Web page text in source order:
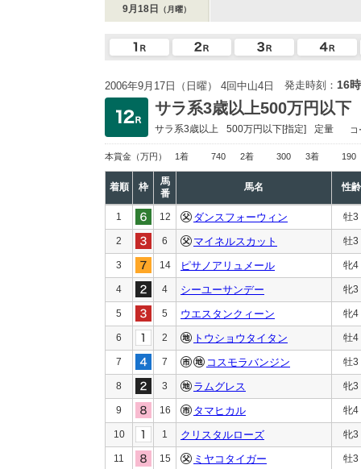
9月18日 （月曜）
2006年9月17日（日曜） 4回中山4日 発走時刻： 16
サラ系3歳以上500万円以下
サラ系3歳以上 500万円以下[指定] 定量
本賞金 （万円） 1着 740 2着 300 3着 190
着順 枠
馬
番
馬名 性齢
1 12 ダンスフォーウィン 牡3
2 6 マイネルスカット 牡3
3 14 ピサノアリュメール 牝4
4 4 シーユーサンデー 牝3
5 5 ウエスタンクィーン 牝4
6 2 トウショウタイタン 牡4
7 7 コスモラバンジン 牡3
8 3 ラムグレス 牝3
9 16 タマヒカル 牝4
10 1 クリスタルローズ 牝3
11 15 ミヤコタイガー 牡3